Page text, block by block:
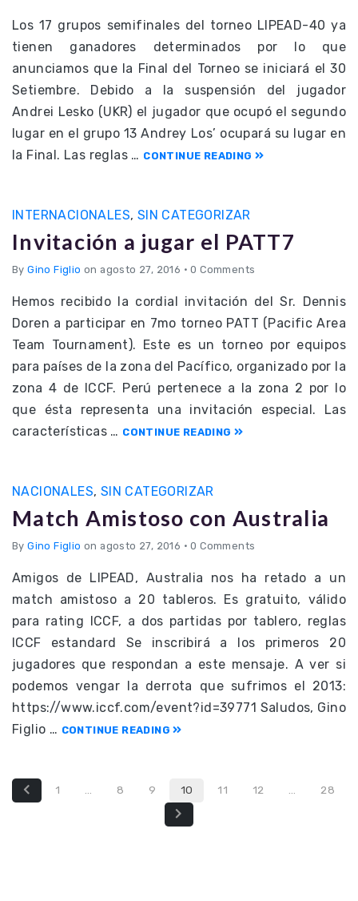
Los 17 grupos semifinales del torneo LIPEAD-40 ya
tienen ganadores determinados por lo que
anunciamos que la Final del Torneo se iniciará el 30
Setiembre. Debido a la suspensión del jugador
Andrei Lesko (UKR) el jugador que ocupó el segundo
lugar en el grupo 13 Andrey Los’ ocupará su lugar en
la Final. Las reglas … CONTINUE READING
INTERNACIONALES, SIN CATEGORIZAR
Invitación a jugar el PATT7
ByGino Figlio on agosto 27, 2016 • 0 Comments
Hemos recibido la cordial invitación del Sr. Dennis
Doren a participar en 7mo torneo PATT (Pacific Area
Team Tournament). Este es un torneo por equipos
para países de la zona del Pacífico, organizado por la
zona 4 de ICCF. Perú pertenece a la zona 2 por lo
que ésta representa una invitación especial. Las
características … CONTINUE READING
NACIONALES, SIN CATEGORIZAR
Match Amistoso con Australia
ByGino Figlio on agosto 27, 2016 • 0 Comments
Amigos de LIPEAD, Australia nos ha retado a un
match amistoso a 20 tableros. Es gratuito, válido
para rating ICCF, a dos partidas por tablero, reglas
ICCF estandard Se inscribirá a los primeros 20
jugadores que respondan a este mensaje. A ver si
podemos vengar la derrota que sufrimos el 2013:
https://www.iccf.com/event?id=39771 Saludos, Gino
Figlio … CONTINUE READING
1 … 8 9 10 11 12 … 28